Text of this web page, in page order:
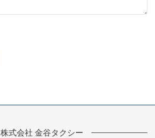
株式会社 金谷タクシー